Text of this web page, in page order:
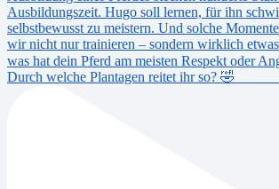
Durch welche Plantagen reitet ihr so? 🤣